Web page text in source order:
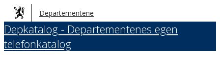
Hopp
til
hovedinnhold
Departementene
Depkatalog - Departementenes egen
telefonkatalog